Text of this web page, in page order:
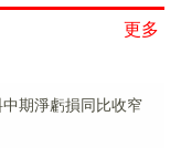
更多
期淨虧損同比收窄